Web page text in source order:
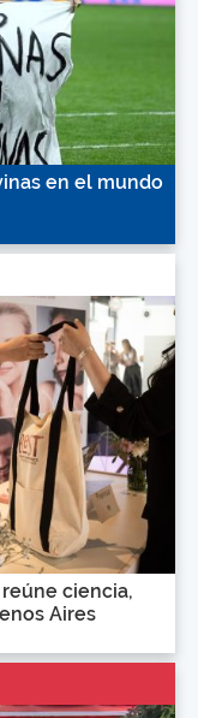
en el mundo
ciencia,
Aires